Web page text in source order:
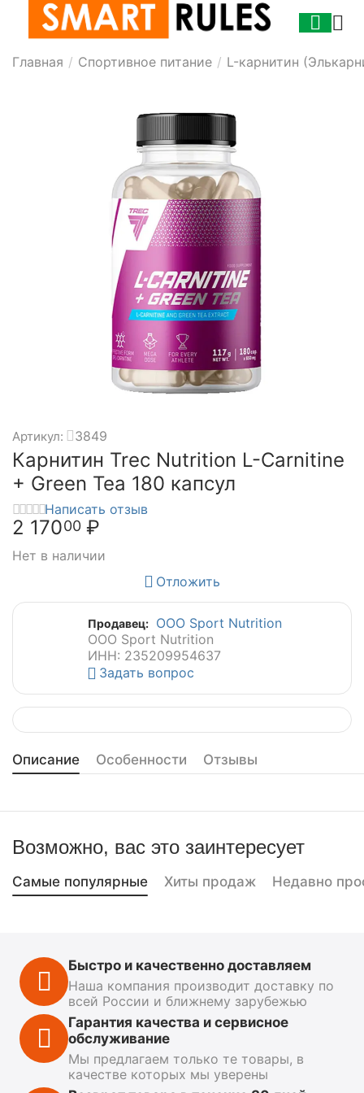
Главная / Спортивное питание / L-карнитин
Артикул: 3849
Карнитин Trec Nutrition L-Carnitine
+ Green Tea 180 капсул
Написать отзыв
2 17000 ₽
Нет в наличии
Отложить
Продавец: ООО Sport Nutrition
ООО Sport Nutrition
ИНН: 235209954637
Задать вопрос
Описание Особенности Отзывы
Возможно, вас это заинтересует
Самые популярные Хиты продаж Недавно
Быстро и качественно доставляем
Наша компания производит доставку по
всей России и ближнему зарубежью
Гарантия качества и сервисное
обслуживание
Мы предлагаем только те товары, в
качестве которых мы уверены